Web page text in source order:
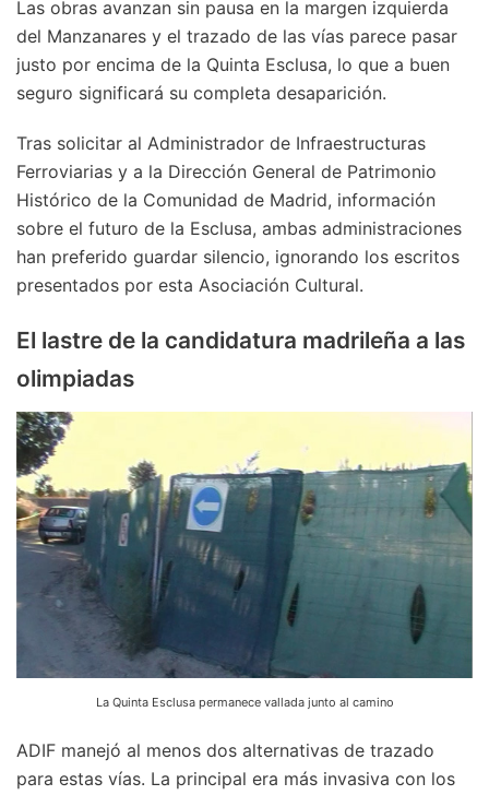
Las obras avanzan sin pausa en la margen izquierda
del Manzanares y el trazado de las vías parece pasar
justo por encima de la Quinta Esclusa, lo que a buen
seguro significará su completa desaparición.
Tras solicitar al Administrador de Infraestructuras
Ferroviarias y a la Dirección General de Patrimonio
Histórico de la Comunidad de Madrid, información
sobre el futuro de la Esclusa, ambas administraciones
han preferido guardar silencio, ignorando los escritos
presentados por esta Asociación Cultural.
El lastre de la candidatura madrileña a las
olimpiadas
La Quinta Esclusa permanece vallada junto al camino
ADIF manejó al menos dos alternativas de trazado
para estas vías. La principal era más invasiva con los